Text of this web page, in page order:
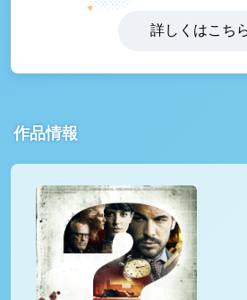
詳しくはこち
作品情報